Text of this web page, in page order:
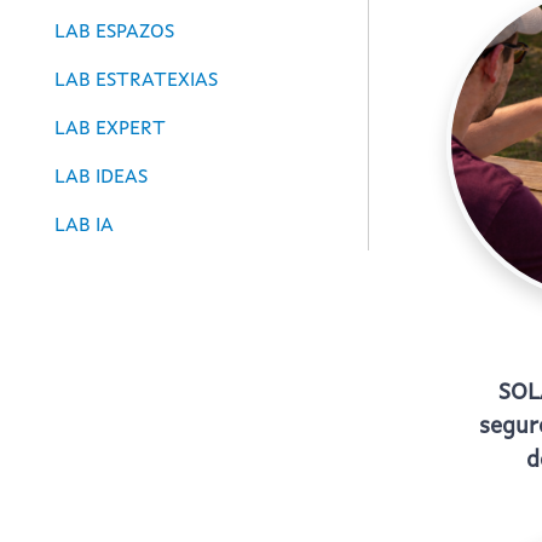
LAB ESPAZOS
LAB ESTRATEXIAS
LAB EXPERT
LAB IDEAS
LAB IA